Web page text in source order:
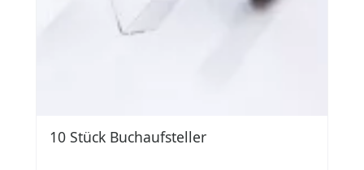
10 Stück Buchaufsteller